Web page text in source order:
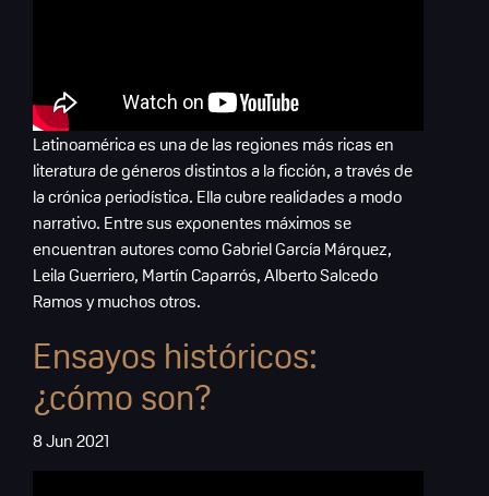
Latinoamérica es una de las regiones más ricas en
literatura de géneros distintos a la ficción, a través de
la crónica periodística. Ella cubre realidades a modo
narrativo. Entre sus exponentes máximos se
encuentran autores como Gabriel García Márquez,
Leila Guerriero, Martín Caparrós, Alberto Salcedo
Ramos y muchos otros.
Ensayos históricos:
¿cómo son?
8 Jun 2021